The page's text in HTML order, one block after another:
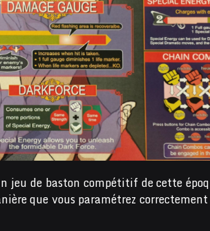
jeu de baston compétitif de cette
que vous paramétrez